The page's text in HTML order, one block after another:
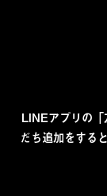
LINEアプリの
だち追加をする